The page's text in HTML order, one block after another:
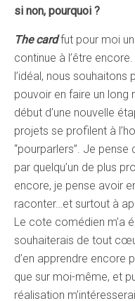
si non, pourquoi ?
The cardfut pour moi
continue à l’être
l’idéal, nous
pouvoir en faire un long
début d’une nouvelle
projets se profilent à
“pourparlers”. Je pense
par quelqu’un de plus
encore, je pense avoir
raconter…et surtout à
Le cote comédien m’a
souhaiterais de tout
d’en apprendre encore
que sur moi-même, et
réalisation